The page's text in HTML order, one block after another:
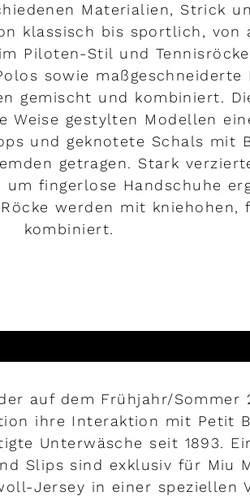
Materialien, Strick
klassisch bis sportlich, von
Piloten-Stil und
sowie maßgeschneiderte
gemischt und kombiniert.
Weise gestylten Modellen
und geknotete Schals mit
getragen. Stark
fingerlose Handschuhe
werden mit kniehohen,
kombiniert.
auf dem Frühjahr/Sommer
ihre Interaktion mit Petit
Unterwäsche seit 1893.
Slips sind exklusiv für Miu
Jersey in einer speziellen